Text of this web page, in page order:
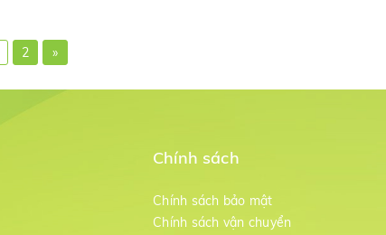
2 »
Chính sách
Chính sách bảo mật
Chính sách vận chuyển